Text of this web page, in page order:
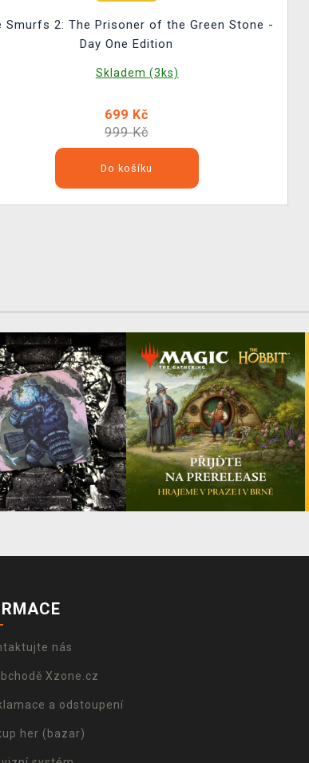
Smurfs 2: The Prisoner of the Green Stone -
Day One Edition
Skladem (3ks)
699 Kč
999 Kč
Do košíku
nás
Xzone.cz
a odstoupení
her (bazar)